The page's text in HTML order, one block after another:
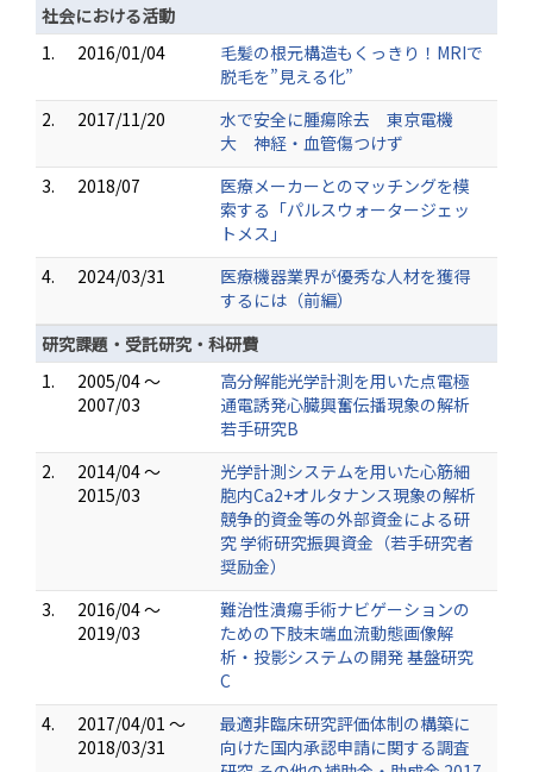
社会における活動
1.
2016/01/04
毛髪の根元構造もくっきり！MRIで
脱毛を”見える化”
2.
2017/11/20
水で安全に腫瘍除去 東京電機
大 神経・血管傷つけず
3.
2018/07
医療メーカーとのマッチングを模
索する「パルスウォータージェッ
トメス」
4.
2024/03/31
医療機器業界が優秀な人材を獲得
するには（前編）
研究課題・受託研究・科研費
1.
2005/04 ～
2007/03
高分解能光学計測を用いた点電極
通電誘発心臓興奮伝播現象の解析
若手研究B
2.
2014/04 ～
2015/03
光学計測システムを用いた心筋細
胞内Ca2+オルタナンス現象の解析
競争的資金等の外部資金による研
究 学術研究振興資金（若手研究者
奨励金）
3.
2016/04 ～
2019/03
難治性潰瘍手術ナビゲーションの
ための下肢末端血流動態画像解
析・投影システムの開発 基盤研究
C
4.
2017/04/01 ～
2018/03/31
最適非臨床研究評価体制の構築に
向けた国内承認申請に関する調査